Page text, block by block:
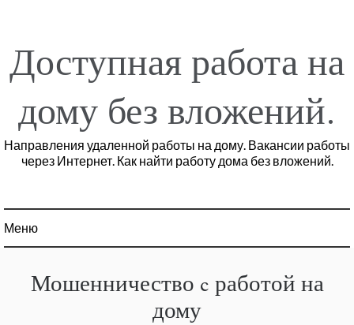
Доступная работа на
дому без вложений.
Направления удаленной работы на дому. Вакансии работы
через Интернет. Как найти работу дома без вложений.
Меню
Мошенничество c работой на
дому